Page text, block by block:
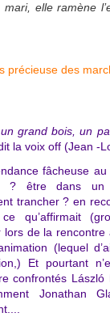
elle ramène
grand bois, un
la voix off (Jean -
fâcheuse au
? être dans un
trancher ? en
qu’affirmait
lors de la
(lequel
Et pourtant
confrontés
Jonathan